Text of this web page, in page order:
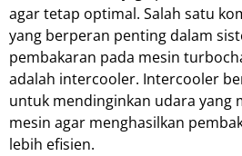
agar tetap optimal. Salah satu
yang berperan penting dalam
pembakaran pada mesin
adalah intercooler. Intercooler
untuk mendinginkan udara yang
mesin agar menghasilkan
lebih efisien.